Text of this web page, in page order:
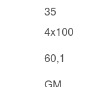
35
4x100
60,1
GM